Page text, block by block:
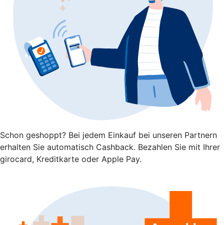
Schon geshoppt? Bei jedem Einkauf bei unseren Partnern
erhalten Sie automatisch Cashback. Bezahlen Sie mit Ihrer
girocard, Kreditkarte oder Apple Pay.